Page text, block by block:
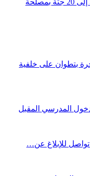
بتطوان على خلفية
المدرسي المقبل
للإبلاغ عن…